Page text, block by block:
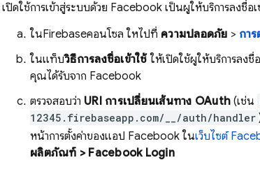
เปิดใช้การเข้าสู่ระบบด้วย Facebook เป็นผู้ให้บริการลงชื่อ
ในFirebaseคอนโซล ให้ไปที่ ความปลอดภัย > กา
ในแท็บวิธีการลงชื่อเข้าใช้ ให้เปิดใช้ผู้ให้บริการลงชื่
คุณได้รับจาก Facebook
ตรวจสอบว่า URI การเปลี่ยนเส้นทาง OAuth (เช่น
12345.firebaseapp.com/__/auth/handler
หน้าการตั้งค่าของแอป Facebook ในเว็บไซต์
ผลิตภัณฑ์ > Facebook Login